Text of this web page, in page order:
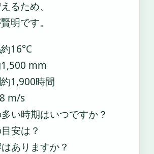
るため、
明です。
約16°C
mm
約1,900時間
m/s
い時期はいつですか？
安は？
ありますか？